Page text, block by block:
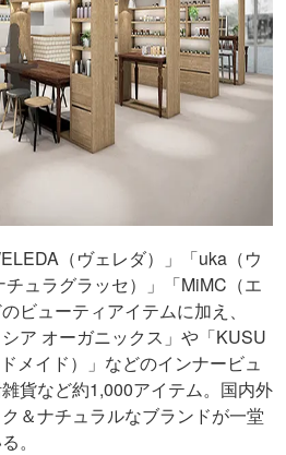
（ヴェレダ）」「uka（ウ
ュラグラッセ）」「MiMC（エ
ビューティアイテムに加え、
ア オーガニックス」や「KUSU
メイド）」などのインナービュ
貨など約1,000アイテム。国内外
＆ナチュラルなブランドが一堂
。